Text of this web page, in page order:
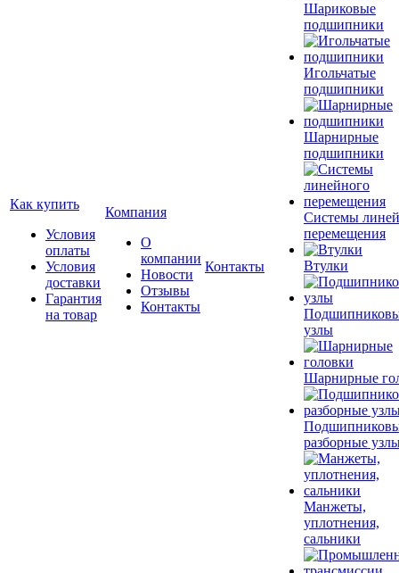
Как купить
Условия
оплаты
Условия
доставки
Гарантия
на товар
Компания
О
компании
Новости
Отзывы
Контакты
Контакты
Шариковые
подшипники
Игольчатые
подшипники
Шарнирные
подшипники
Системы
перемещения
Втулки
узлы
Шарнирные
разборные
Манжеты,
уплотнения,
сальники